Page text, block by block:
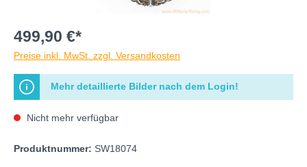
499,90 €*
Preise inkl. MwSt. zzgl. Versandkosten
Mehr detaillierte Bilder nach dem Login!
Nicht mehr verfügbar
Produktnummer: SW18074